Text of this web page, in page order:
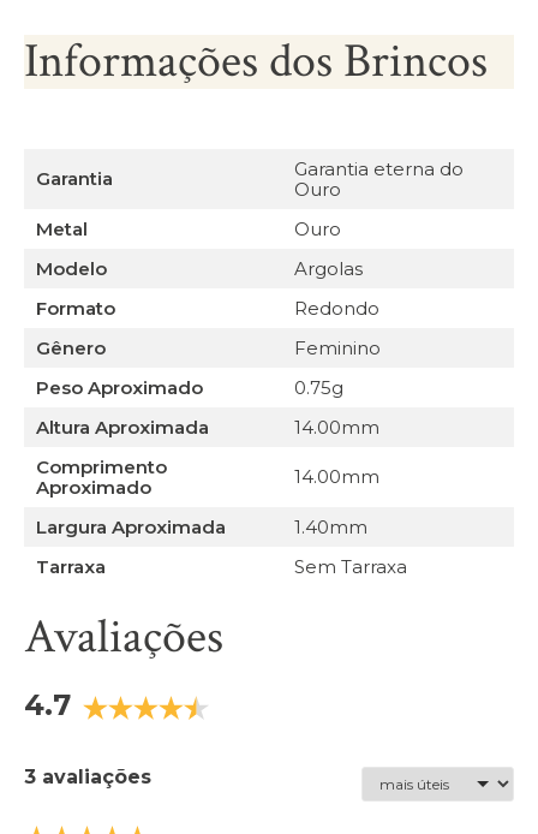
Informações dos Brincos
Garantia
Garantia eterna do
Ouro
Metal
Ouro
Modelo
Argolas
Formato
Redondo
Gênero
Feminino
Peso Aproximado
0.75g
Altura Aproximada
14.00mm
Comprimento
Aproximado
14.00mm
Largura Aproximada
1.40mm
Tarraxa
Sem Tarraxa
Avaliações
4.7
3 avaliações